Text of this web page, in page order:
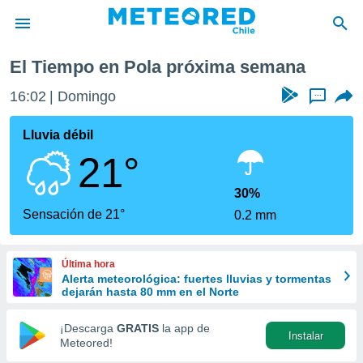
de
por
se
calidad.
a este
las
y
forma
digital
basada
El Tiempo en Pola próxima semana
16:02 Domingo ...
Lluvia débil
21°
Sensación de 21°
30%
0.2 mm
Última hora
Alerta meteorológica: fuertes lluvias y tormentas
dejarán hasta 80 mm en el Norte
¡Descarga GRATIS la app de
Meteored!
Instalar